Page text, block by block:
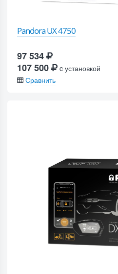
Pandora UX 4750
97 534
107 500
c установкой
Сравнить